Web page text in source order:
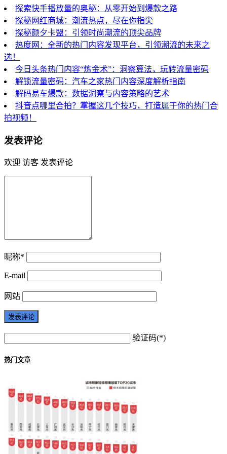
探索快手播放量的奥秘：从零开始到爆款之路
探秘网红商城：潮流热点，尽在你指尖
探秘颜夕卡盟：引领时尚潮流的顶尖品牌
热度网：全新的热门内容发现平台，引领潮流的未来之
选！
今日头条热门内容“炼金术”：洞察算法，玩转流量密码
解锁流量密码：汽车之家热门内容深度解析指南
解码易车爆款：数据洞察与内容策略的艺术
抖音点哪里合拍？掌握这几个技巧，打造属于你的热门合
拍视频！
发表评论
欢迎 访客 发表评论
昵称*
E-mail
网站
验证码(*)
热门文章